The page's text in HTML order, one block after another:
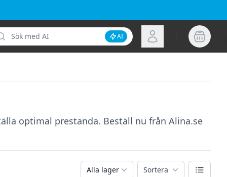
Inaktivera AI-sökning
AI Logga in
optimal prestanda. Beställ nu från Alina.se
Alla lager Sortera Växla vy